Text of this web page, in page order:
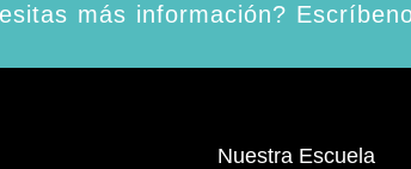
más información?
Nuestra Escuela